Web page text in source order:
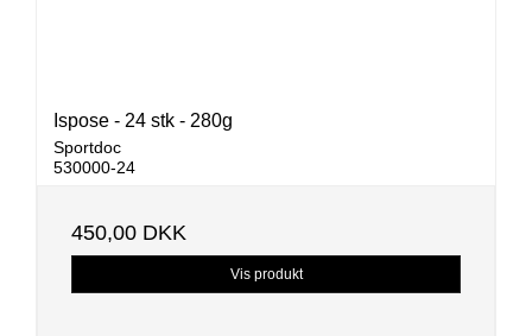
Ispose - 24 stk - 280g
Sportdoc
530000-24
450,00 DKK
Vis produkt